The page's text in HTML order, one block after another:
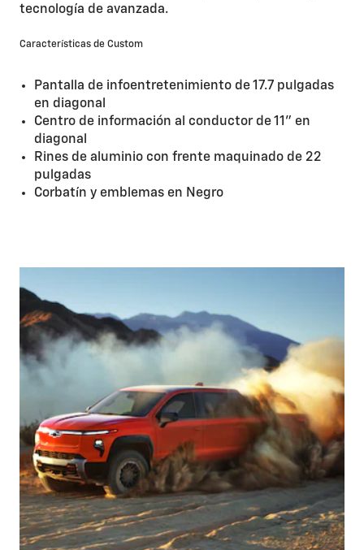
tecnología de avanzada.
Características de Custom
Pantalla de infoentretenimiento de 17.7 pulgadas
en diagonal
Centro de información al conductor de 11" en
diagonal
Rines de aluminio con frente maquinado de 22
pulgadas
Corbatín y emblemas en Negro